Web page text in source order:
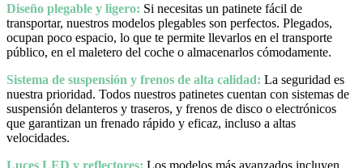
Diseño plegable y ligero: Si necesitas un patinete fácil de
transportar, nuestros modelos plegables son perfectos. Plegados,
ocupan poco espacio, lo que te permite llevarlos en el transporte
público, en el maletero del coche o almacenarlos cómodamente.
Sistema de suspensión y frenos de alta calidad: La seguridad es
nuestra prioridad. Todos nuestros patinetes cuentan con sistemas de
suspensión delanteros y traseros, y frenos de disco o electrónicos
que garantizan un frenado rápido y eficaz, incluso a altas
velocidades.
Luces LED y reflectores: Los modelos más avanzados incluyen